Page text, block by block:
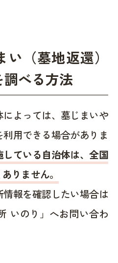
（墓地返還）
べる方法
よっては、墓じまいや
用できる場合がありま
ている自治体は、全国
りません。
報を確認したい場合は
いのり」へお問い合わ